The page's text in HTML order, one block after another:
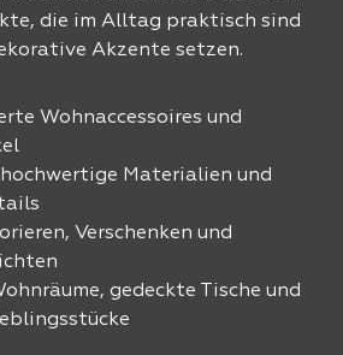
die im Alltag praktisch sind
Akzente setzen.
Wohnaccessoires und
hochwertige Materialien und
Verschenken und
gedeckte Tische und